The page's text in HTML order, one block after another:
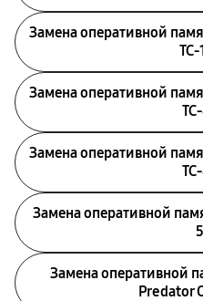
Замена оперативной
Замена оперативной
Замена оперативной
Замена оперативной
Замена оперативной
Predator